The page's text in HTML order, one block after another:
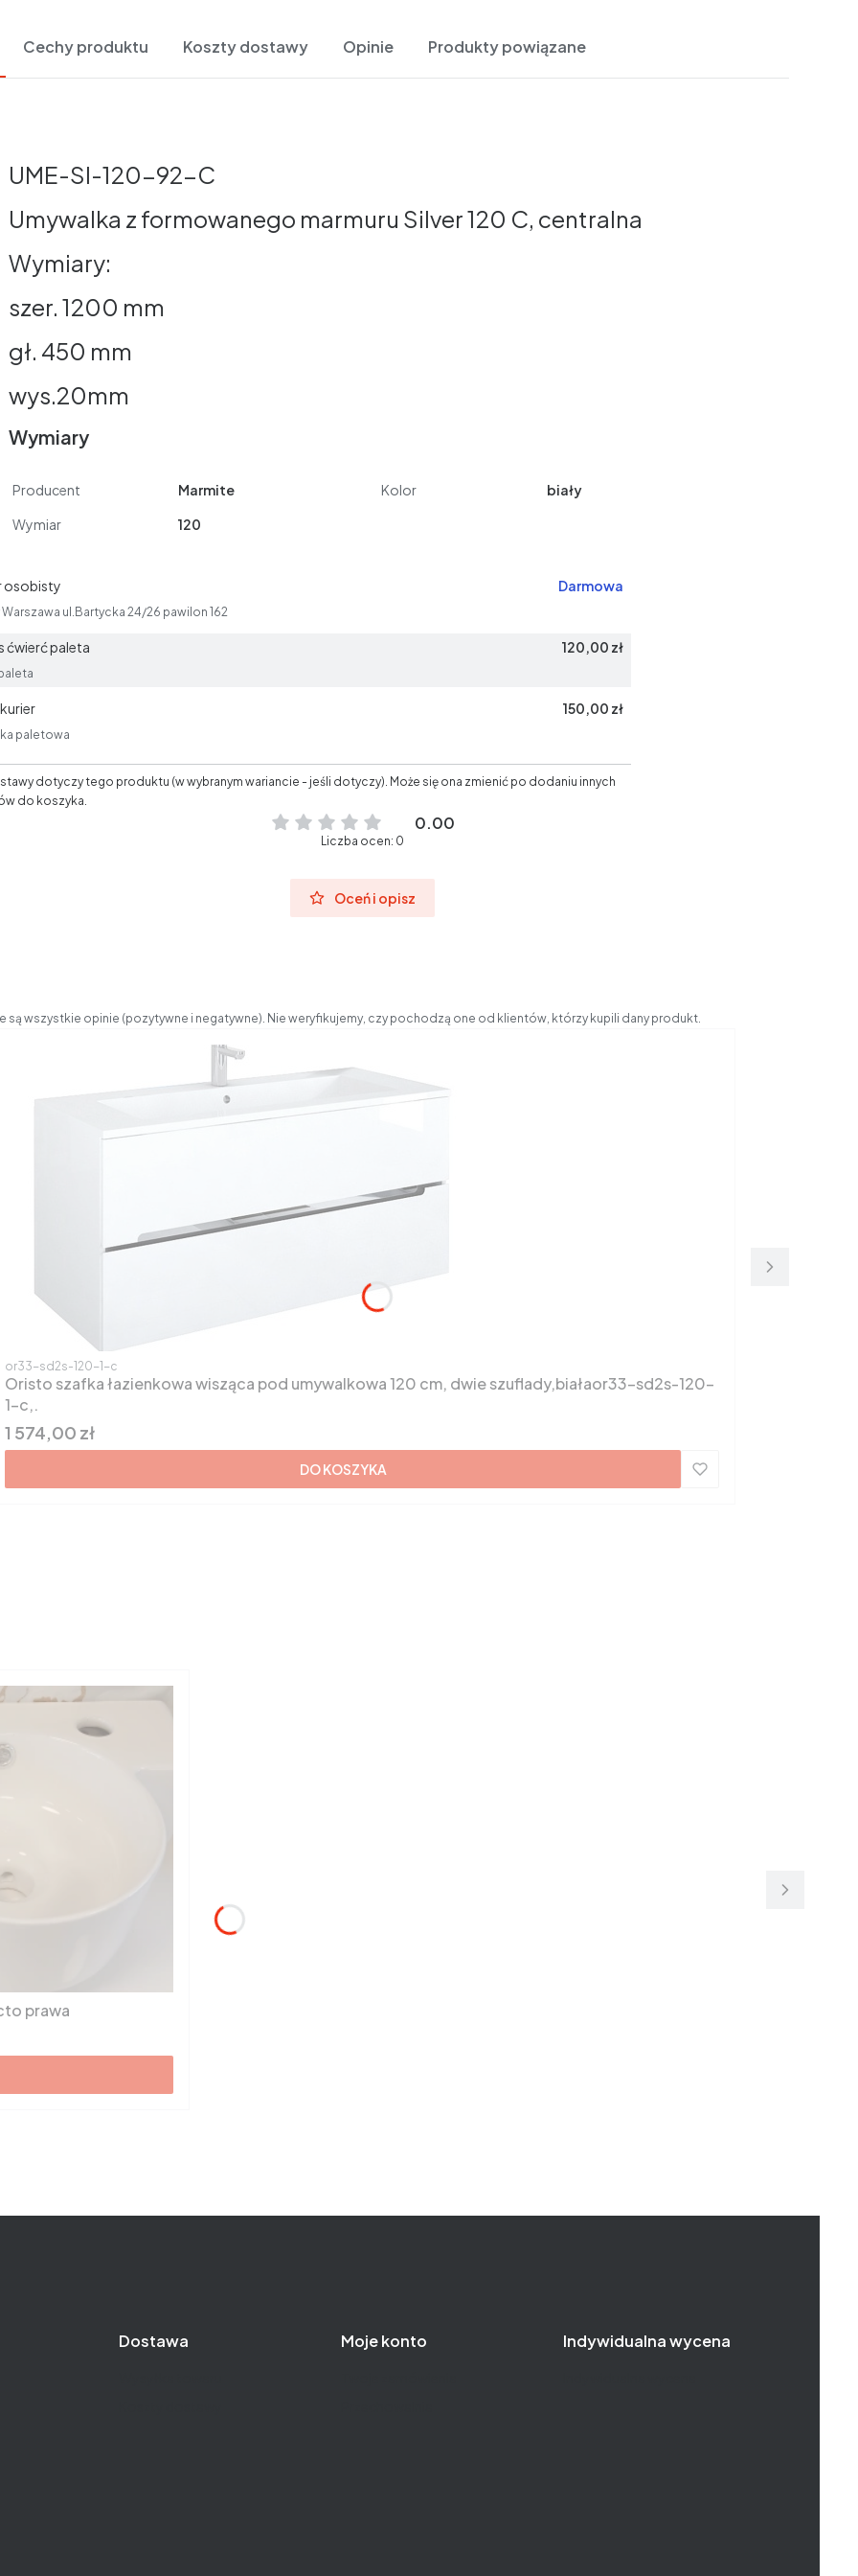
Cechy produktu Koszty dostawy Opinie Produkty powiązane
UME-SI-120-92-C
Umywalka z formowanego marmuru Silver 120 C, centralna
Wymiary:
szer. 1200 mm
gł. 450 mm
wys.20mm
Wymiary
Producent Marmite Kolor
biały
Wymiar
120
osobisty Darmowa
ul.Bartycka 24/26 pawilon 162
ćwierć paleta 120,00 zł
150,00 zł
paletowa
dotyczy tego produktu (w wybranym wariancie - jeśli dotyczy). Może się ona zmienić po dodaniu innych
do koszyka.
0.00
Liczba ocen: 0
Oceń i opisz
są wszystkie opinie (pozytywne i negatywne). Nie weryfikujemy, czy pochodzą one od klientów, którzy kupili dany produkt.
Kod produktu
or33-sd2s-120-1-c
Oristo szafka łazienkowa wisząca pod umywalkowa 120 cm, dwie szuflady,białaor33-sd2s-120-
1-c,.
Cena
1 574,00 zł
DO KOSZYKA
prawa
Dostawa Moje konto Indywidualna wycena